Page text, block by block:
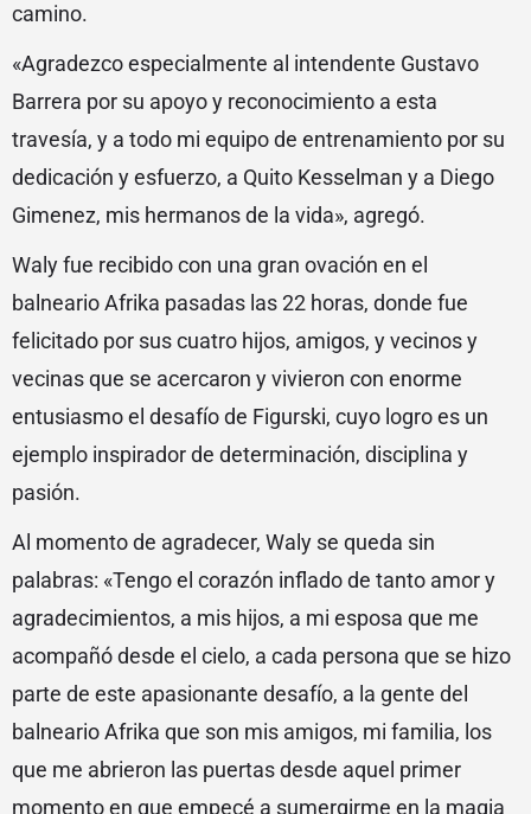
camino.
«Agradezco especialmente al intendente Gustavo
Barrera por su apoyo y reconocimiento a esta
travesía, y a todo mi equipo de entrenamiento por su
dedicación y esfuerzo, a Quito Kesselman y a Diego
Gimenez, mis hermanos de la vida», agregó.
Waly fue recibido con una gran ovación en el
balneario Afrika pasadas las 22 horas, donde fue
felicitado por sus cuatro hijos, amigos, y vecinos y
vecinas que se acercaron y vivieron con enorme
entusiasmo el desafío de Figurski, cuyo logro es un
ejemplo inspirador de determinación, disciplina y
pasión.
Al momento de agradecer, Waly se queda sin
palabras: «Tengo el corazón inflado de tanto amor y
agradecimientos, a mis hijos, a mi esposa que me
acompañó desde el cielo, a cada persona que se hizo
parte de este apasionante desafío, a la gente del
balneario Afrika que son mis amigos, mi familia, los
que me abrieron las puertas desde aquel primer
momento en que empecé a sumergirme en la magia